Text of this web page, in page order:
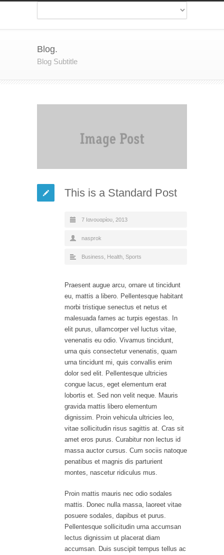
Blog.
Blog Subtitle
This is a Standard Post
7 Ιανουαρίου, 2013
nasprok
Business Health Sports
Praesent augue arcu, ornare ut tincidunt
eu, mattis a libero. Pellentesque habitant
morbi tristique senectus et netus et
malesuada fames ac turpis egestas. In
elit purus, ullamcorper vel luctus vitae,
venenatis eu odio. Vivamus tincidunt,
urna quis consectetur venenatis, quam
urna tincidunt mi, quis convallis enim
dolor sed elit. Pellentesque ultricies
congue lacus, eget elementum erat
lobortis et. Sed non velit neque. Mauris
gravida mattis libero elementum
dignissim. Proin vehicula ultricies leo,
vitae sollicitudin risus sagittis at. Cras sit
amet eros purus. Curabitur non lectus id
massa auctor cursus. Cum sociis natoque
penatibus et magnis dis parturient
montes, nascetur ridiculus mus.
Proin mattis mauris nec odio sodales
mattis. Donec nulla massa, laoreet vitae
posuere sodales, dapibus et purus.
Pellentesque sollicitudin urna accumsan
lectus dignissim ut placerat diam
accumsan. Duis suscipit tempus tellus ac